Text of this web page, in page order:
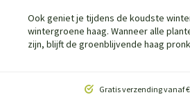
Ook geniet je tijdens de koudste
wintergroene haag. Wanneer alle
zijn, blijft de groenblijvende haag
Gratis verzending vanaf